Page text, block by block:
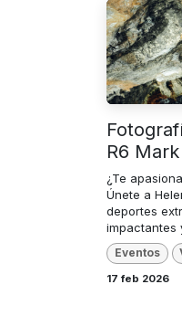
R6
¿Te
Únete a
deportes
impactantes
Eventos
17 feb 2026